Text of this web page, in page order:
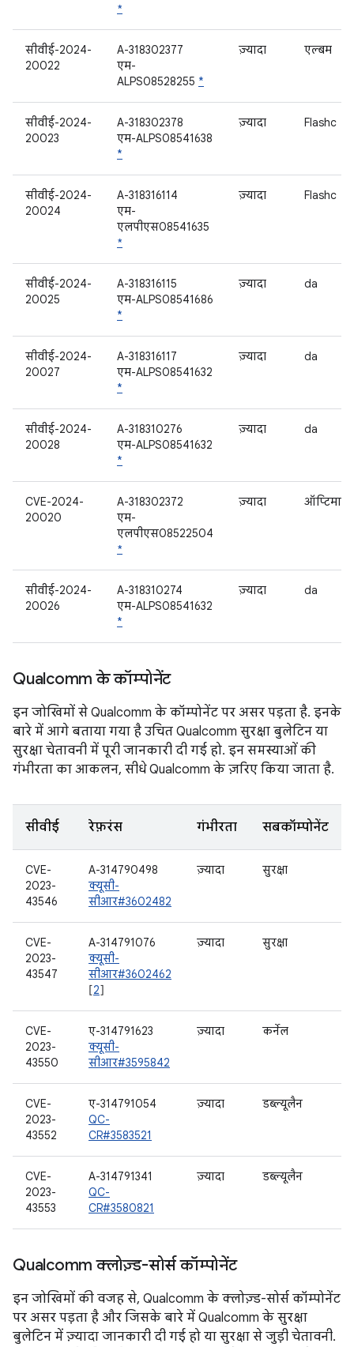
*
सीवीई-2024-
20022
A-318302377
एम-
ALPS08528255 *
ज़्यादा एल्बम
सीवीई-2024-
20023
A-318302378
एम-ALPS08541638
*
ज़्यादा Flashc
सीवीई-2024-
20024
A-318316114
एम-
एलपीएस08541635
*
ज़्यादा Flashc
सीवीई-2024-
20025
A-318316115
एम-ALPS08541686
*
ज़्यादा da
सीवीई-2024-
20027
A-318316117
एम-ALPS08541632
*
ज़्यादा da
सीवीई-2024-
20028
A-318310276
एम-ALPS08541632
*
ज़्यादा da
CVE-2024-
20020
A-318302372
एम-
एलपीएस08522504
*
ज़्यादा
सीवीई-2024-
20026
A-318310274
एम-ALPS08541632
*
ज़्यादा da
Qualcomm के कॉम्पोनेंट
इन जोखिमों से Qualcomm के कॉम्पोनेंट पर असर पड़ता है. इनके
बारे में आगे बताया गया है उचित Qualcomm सुरक्षा बुलेटिन या
सुरक्षा चेतावनी में पूरी जानकारी दी गई हो. इन समस्याओं की
गंभीरता का आकलन, सीधे Qualcomm के ज़रिए किया जाता है.
सीवीई रेफ़रंस गंभीरता सबकॉम्पोनेंट
CVE-
2023-
43546
A-314790498
क्यूसी-
सीआर#3602482
ज़्यादा सुरक्षा
CVE-
2023-
43547
A-314791076
क्यूसी-
सीआर#3602462
[2]
ज़्यादा सुरक्षा
CVE-
2023-
43550
ए-314791623
क्यूसी-
सीआर#3595842
ज़्यादा कर्नेल
CVE-
2023-
43552
ए-314791054
QC-
CR#3583521
ज़्यादा डब्ल्यूलैन
CVE-
2023-
43553
A-314791341
QC-
CR#3580821
ज़्यादा डब्ल्यूलैन
Qualcomm क्लोज़्ड-सोर्स कॉम्पोनेंट
इन जोखिमों की वजह से, Qualcomm के क्लोज़्ड-सोर्स कॉम्पोनेंट
पर असर पड़ता है और जिसके बारे में Qualcomm के सुरक्षा
बुलेटिन में ज़्यादा जानकारी दी गई हो या सुरक्षा से जुड़ी चेतावनी.